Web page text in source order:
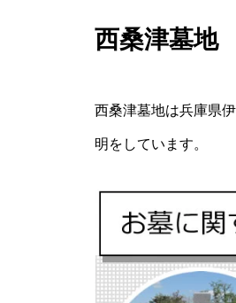
西桑津墓地
西桑津墓地は兵庫県
明をしています。